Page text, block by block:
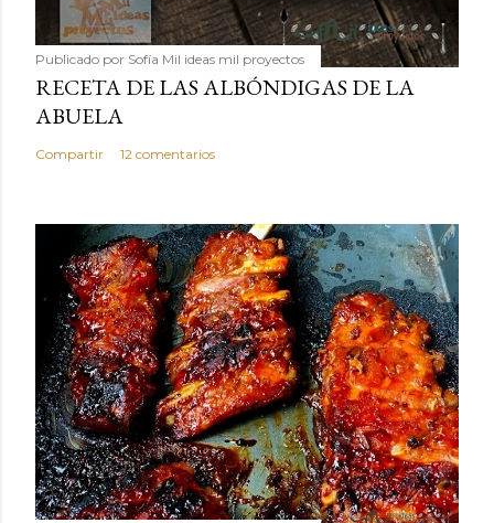
Publicado por Sofía Mil ideas mil proyectos
RECETA DE LAS ALBÓNDIGAS DE LA
ABUELA
Compartir 12 comentarios